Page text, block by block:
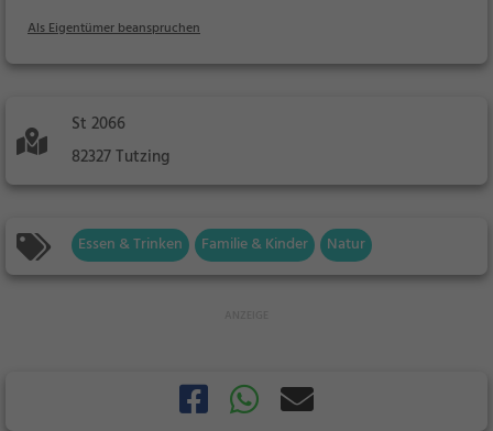
Als Eigentümer beanspruchen
St 2066
82327 Tutzing
Essen & Trinken Familie & Kinder Natur